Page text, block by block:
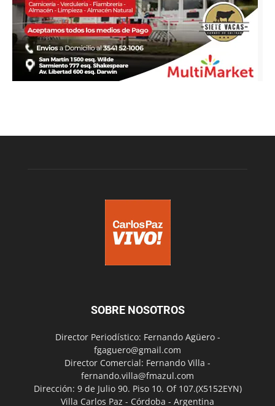
SOBRE NOSOTROS
Director Periodístico: Fernando Agüero -
fgaguero@gmail.com
Director Comercial: Fernando Villa -
fernando.villa@fmazul.com
Dirección: 9 de Julio 90. Piso 10. Of 107.(X5152EYN)
Villa Carlos Paz - Córdoba - Argentina